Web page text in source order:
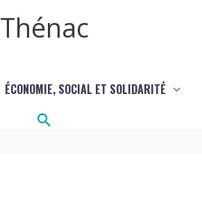
Thénac
ÉCONOMIE, SOCIAL ET SOLIDARITÉ
Rechercher